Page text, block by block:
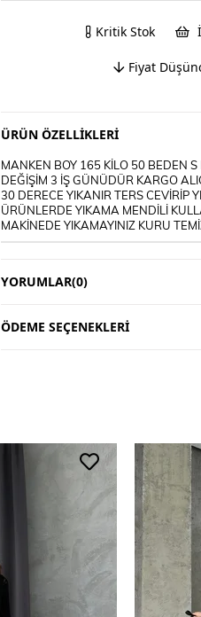
Kritik Stok
Fiyat
ÜRÜN ÖZELLIKLERI
MANKEN BOY 165 KİLO 50 BEDEN
DEĞİŞİM 3 İŞ GÜNÜDÜR KARGO
30 DERECE YIKANIR TERS CEVİRİP
ÜRÜNLERDE YIKAMA MENDİLİ
MAKİNEDE YIKAMAYINIZ KURU
YORUMLAR(0)
ÖDEME SEÇENEKLERI